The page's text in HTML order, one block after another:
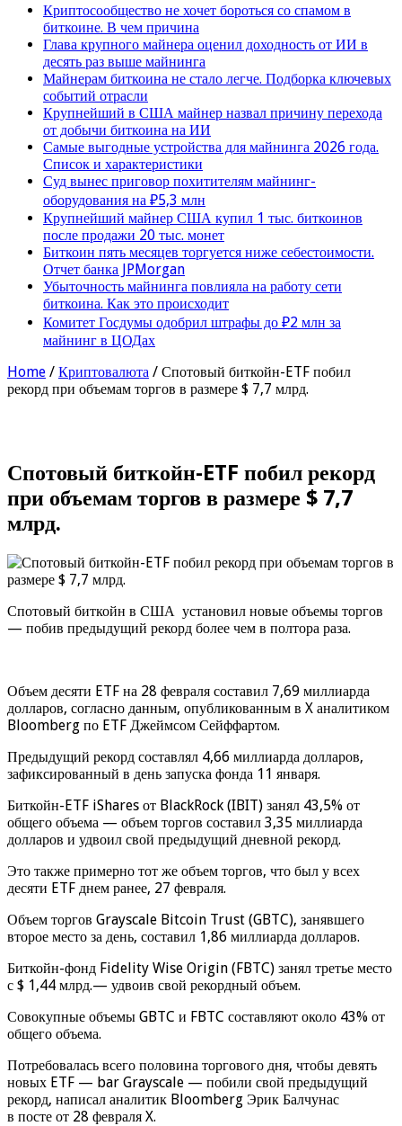
Криптосообщество не хочет бороться со спамом в
биткоине. В чем причина
Глава крупного майнера оценил доходность от ИИ в
десять раз выше майнинга
Майнерам биткоина не стало легче. Подборка ключевых
событий отрасли
Крупнейший в США майнер назвал причину перехода
от добычи биткоина на ИИ
Самые выгодные устройства для майнинга 2026 года.
Список и характеристики
Суд вынес приговор похитителям майнинг-
оборудования на ₽5,3 млн
Крупнейший майнер США купил 1 тыс. биткоинов
после продажи 20 тыс. монет
Биткоин пять месяцев торгуется ниже себестоимости.
Отчет банка JPMorgan
Убыточность майнинга повлияла на работу сети
биткоина. Как это происходит
Комитет Госдумы одобрил штрафы до ₽2 млн за
майнинг в ЦОДах
Home / Криптовалюта / Спотовый биткойн-ETF побил
рекорд при объемам торгов в размере $ 7,7 млрд.
Спотовый биткойн-ETF побил рекорд
при объемам торгов в размере $ 7,7
млрд.
Спотовый биткойн в США установил новые объемы торгов
— побив предыдущий рекорд более чем в полтора раза.
Объем десяти ETF на 28 февраля составил 7,69 миллиарда
долларов, согласно данным, опубликованным в X аналитиком
Bloomberg по ETF Джеймсом Сейффартом.
Предыдущий рекорд составлял 4,66 миллиарда долларов,
зафиксированный в день запуска фонда 11 января.
Биткойн-ETF iShares от BlackRock (IBIT) занял 43,5% от
общего объема — объем торгов составил 3,35 миллиарда
долларов и удвоил свой предыдущий дневной рекорд.
Это также примерно тот же объем торгов, что был у всех
десяти ETF днем ранее, 27 февраля.
Объем торгов Grayscale Bitcoin Trust (GBTC), занявшего
второе место за день, составил 1,86 миллиарда долларов.
Биткойн-фонд Fidelity Wise Origin (FBTC) занял третье место
с $ 1,44 млрд.— удвоив свой рекордный объем.
Совокупные объемы GBTC и FBTC составляют около 43% от
общего объема.
Потребовалась всего половина торгового дня, чтобы девять
новых ETF — bar Grayscale — побили свой предыдущий
рекорд, написал аналитик Bloomberg Эрик Балчунас
в посте от 28 февраля X.